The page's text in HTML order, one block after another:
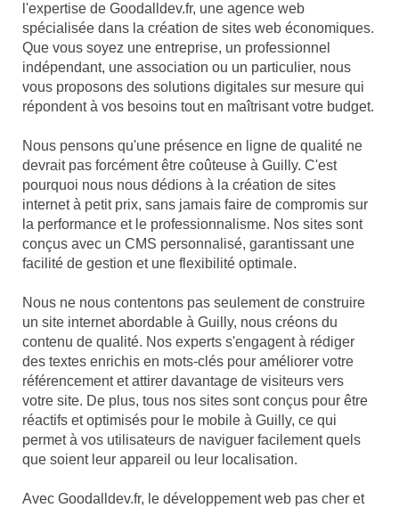
l'expertise de Goodalldev.fr, une agence web
spécialisée dans la création de sites web économiques.
Que vous soyez une entreprise, un professionnel
indépendant, une association ou un particulier, nous
vous proposons des solutions digitales sur mesure qui
répondent à vos besoins tout en maîtrisant votre budget.
Nous pensons qu'une présence en ligne de qualité ne
devrait pas forcément être coûteuse à Guilly. C'est
pourquoi nous nous dédions à la création de sites
internet à petit prix, sans jamais faire de compromis sur
la performance et le professionnalisme. Nos sites sont
conçus avec un CMS personnalisé, garantissant une
facilité de gestion et une flexibilité optimale.
Nous ne nous contentons pas seulement de construire
un site internet abordable à Guilly, nous créons du
contenu de qualité. Nos experts s'engagent à rédiger
des textes enrichis en mots-clés pour améliorer votre
référencement et attirer davantage de visiteurs vers
votre site. De plus, tous nos sites sont conçus pour être
réactifs et optimisés pour le mobile à Guilly, ce qui
permet à vos utilisateurs de naviguer facilement quels
que soient leur appareil ou leur localisation.
Avec Goodalldev.fr, le développement web pas cher et